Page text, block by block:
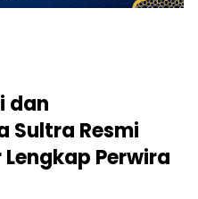
dan
Sultra Resmi
Perwira